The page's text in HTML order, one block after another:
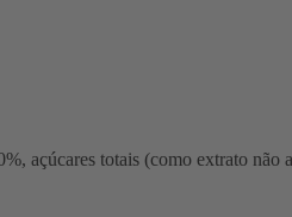
açúcares totais (como extrato